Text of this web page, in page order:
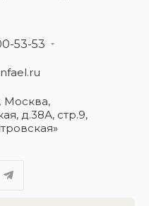
53-53
Москва,
д.38А, стр.9,